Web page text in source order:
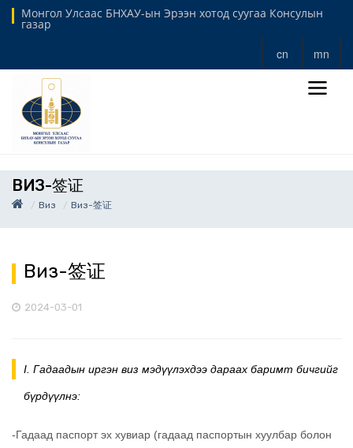
Монгол Улсаас БНХАУ-ын Эрээн хотод суугаа Консулын
газар
cn mn
ВИЗ-签证
Виз Виз-签证
Виз-签证
2024-03-01
I. Гадаадын иргэн виз мэдүүлэхдээ дараах баримт бичгийг
бүрдүүлнэ:
-Гадаад паспорт эх хувиар (гадаад паспортын хуулбар болон